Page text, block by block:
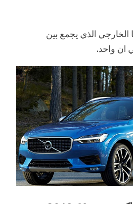
الخارجي الذي يجمع بين
ان واحد.